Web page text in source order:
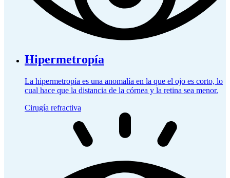
Hipermetropía
La hipermetropía es una anomalía en la que el ojo es corto, lo
cual hace que la distancia de la córnea y la retina sea menor.
Cirugía refractiva